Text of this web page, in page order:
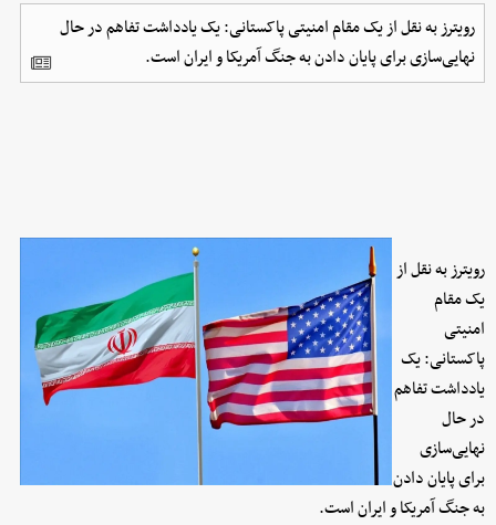
رویترز به نقل از یک مقام امنیتی پاکستانی: یک یادداشت تفاهم در حال
نهایی‌سازی برای پایان دادن به جنگ آمریکا و ایران است.
رویترز به نقل از
یک مقام
امنیتی
پاکستانی: یک
یادداشت تفاهم
در حال
نهایی‌سازی
برای پایان دادن
به جنگ آمریکا و ایران است.